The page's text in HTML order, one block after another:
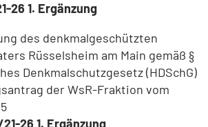
26 1. Ergänzung
des denkmalgeschützten
Rüsselsheim am Main gemäß §
Denkmalschutzgesetz (HDSchG)
der WsR-Fraktion vom
26 1. Ergänzung